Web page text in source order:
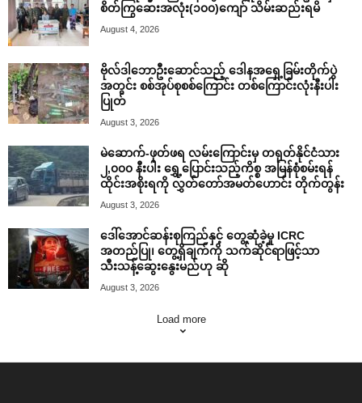
စိတ်ကြွဆေးအလုံး(၁၀၀)ကျော် သိမ်းဆည်းရမိ
August 4, 2026
ဗိုလ်ဒါဘောဦးဆောင်သည့် ဒေါနအရှေ့ခြမ်းတိုက်ပွဲ
အတွင်း စစ်အုပ်စုစစ်ကြောင်း တစ်ကြောင်းလုံးနီးပါး
ပြုတ်
August 3, 2026
မဲဆောက်-ဖုတ်ဖရ လမ်းကြောင်းမှ တရုတ်နိုင်ငံသား
၂,၀၀၀ နီးပါး ရွှေ့ပြောင်းသည့်ကိစ္စ အမြန်စုံစမ်းရန်
ထိုင်းအစိုးရကို လွှတ်တော်အမတ်ဟောင်း တိုက်တွန်း
August 3, 2026
ဒေါ်အောင်ဆန်းစုကြည်နှင့် တွေ့ဆုံခဲ့မှု ICRC
အတည်ပြု၊ တွေ့ရှိချက်ကို သက်ဆိုင်ရာဖြင့်သာ
သီးသန့်ဆွေးနွေးမည်ဟု ဆို
August 3, 2026
Load more